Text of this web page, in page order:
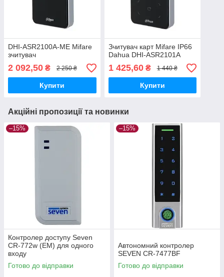
DHI-ASR2100A-ME Mifare
зчитувач
2 092,50 ₴ 2 250 ₴
Купити
Зчитувач карт Mifare IP66
Dahua DHI-ASR2101A
1 425,60₴ 1 440 ₴
Купити
Акційні пропозиції та новинки
–15%
Контролер доступу Seven
CR-772w (EM) для одного
входу
Готово до відправки
–15%
Автономний контролер
SEVEN CR-7477BF
Готово до відправки